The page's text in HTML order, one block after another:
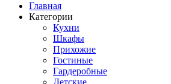
Главная
Категории
Кухни
Шкафы
Прихожие
Гостиные
Гардеробные